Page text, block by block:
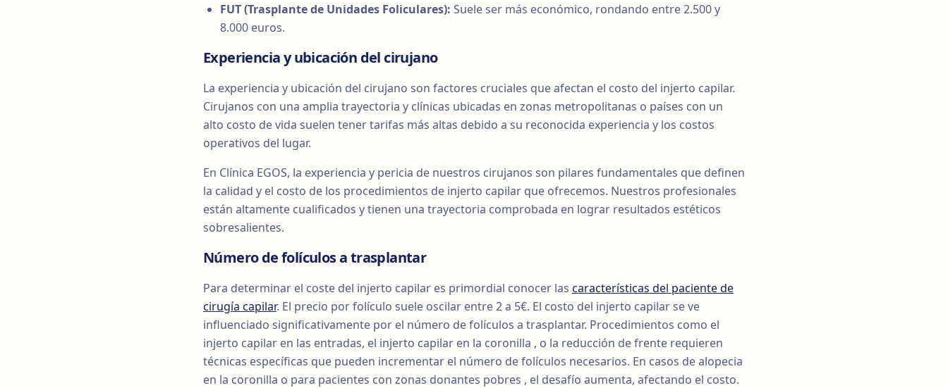
FUT (Trasplante de Unidades Foliculares): Suele ser más económico, rondando entre 2.500 y
8.000 euros.
Experiencia y ubicación del cirujano
La experiencia y ubicación del cirujano son factores cruciales que afectan el costo del injerto capilar.
Cirujanos con una amplia trayectoria y clínicas ubicadas en zonas metropolitanas o países con un
alto costo de vida suelen tener tarifas más altas debido a su reconocida experiencia y los costos
operativos del lugar.
En Clínica EGOS, la experiencia y pericia de nuestros cirujanos son pilares fundamentales que definen
la calidad y el costo de los procedimientos de injerto capilar que ofrecemos. Nuestros profesionales
están altamente cualificados y tienen una trayectoria comprobada en lograr resultados estéticos
sobresalientes.
Número de folículos a trasplantar
Para determinar el coste del injerto capilar es primordial conocer las características del paciente de
cirugía capilar. El precio por folículo suele oscilar entre 2 a 5€. El costo del injerto capilar se ve
influenciado significativamente por el número de folículos a trasplantar. Procedimientos como el
injerto capilar en las entradas, el injerto capilar en la coronilla , o la reducción de frente requieren
técnicas específicas que pueden incrementar el número de folículos necesarios. En casos de alopecia
en la coronilla o para pacientes con zonas donantes pobres , el desafío aumenta, afectando el costo.